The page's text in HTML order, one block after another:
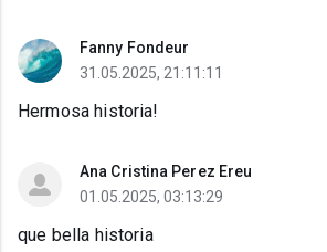
Fanny Fondeur
31.05.2025, 21:11:11
Hermosa historia!
Ana Cristina Perez Ereu
01.05.2025, 03:13:29
que bella historia